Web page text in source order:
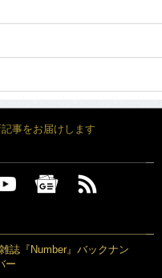
事をお届けします
雑誌『Number』バックナン
ー